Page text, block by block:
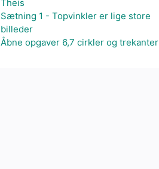
Theis
Sætning 1 - Topvinkler er lige store
billeder
Åbne opgaver 6,7 cirkler og trekanter